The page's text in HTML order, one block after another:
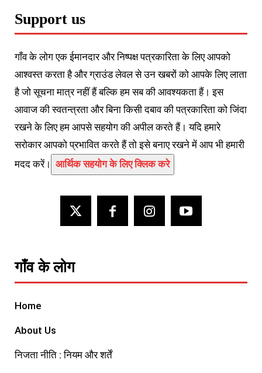
Support us
गाँव के लोग एक ईमानदार और निष्पक्ष पत्रकारिता के लिए आपको
आश्वस्त करता है और ग्राउंड लेवल से उन खबरों को आपके लिए लाता
है जो सूचना मात्र नहीं हैं बल्कि हम सब की आवश्यकता हैं। इस
आवाज की स्वतन्त्रता और बिना किसी दबाव की पत्रकारिता को जिंदा
रखने के लिए हम आपसे सहयोग की अपील करते हैं। यदि हमारे
सरोकार आपको प्रभावित करते हैं तो इसे बनाए रखने में आप भी हमारी
मदद करें। आर्थिक सहयोग के लिए क्लिक करे
गाँव के लोग
Home
About Us
निजता नीति : नियम और शर्तें